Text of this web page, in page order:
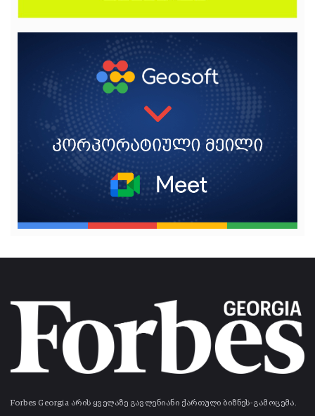
Forbes Georgia არის ყველაზე გავლენიანი ქართული ბიზნეს-გამოცემა.